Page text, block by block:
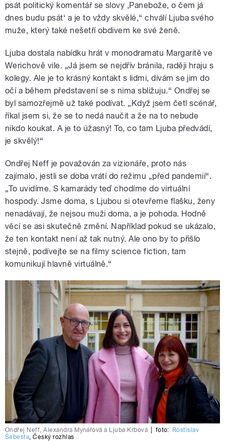
psát politický komentář se slovy ‚Panebože, o čem já
dnes budu psát‘ a je to vždy skvělé,“ chválí Ljuba svého
muže, který také nešetří obdivem ke své ženě.
Ljuba dostala nabídku hrát v monodramatu Margaritě ve
Werichově vile. „Já jsem se nejdřív bránila, raději hraju s
kolegy. Ale je to krásný kontakt s lidmi, dívám se jim do
očí a během představení se s nima sbližuju.“ Ondřej se
byl samozřejmě už také podívat. „Když jsem četl scénář,
říkal jsem si, že se to nedá naučit a že na to nebude
nikdo koukat. A je to úžasný! To, co tam Ljuba předvádí,
je skvělý!“
Ondřej Neff je považován za vizionáře, proto nás
zajímalo, jestli se doba vrátí do režimu „před pandemií“.
„To uvidíme. S kamarády teď chodíme do virtuální
hospody. Jsme doma, s Ljubou si otevřeme flašku, ženy
nenadávají, že nejsou muži doma, a je pohoda. Hodně
věcí se asi skutečně změní. Například pokud se ukázalo,
že ten kontakt není až tak nutný. Ale ono by to přišlo
stejně, podívejte se na filmy science fiction, tam
komunikují hlavně virtuálně.“
Ondřej Neff, Alexandra Mynářová a Ljuba Krbová foto:
Rostislav
Šebesta,Český rozhlas